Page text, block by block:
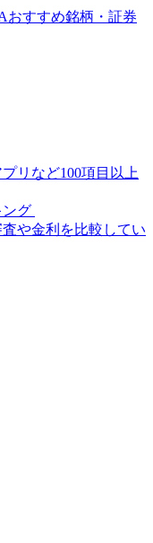
おすすめ銘柄・証券
リなど100項目以上
ング
や金利を比較してい